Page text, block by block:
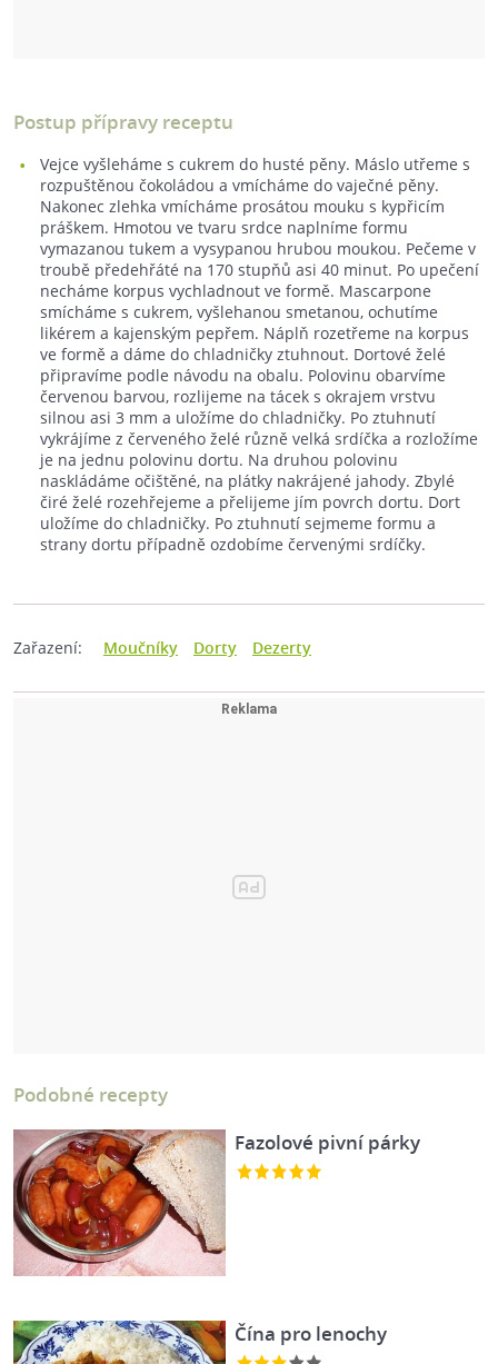
Postup přípravy receptu
Vejce vyšleháme s cukrem do husté pěny. Máslo utřeme s
rozpuštěnou čokoládou a vmícháme do vaječné pěny.
Nakonec zlehka vmícháme prosátou mouku s kypřicím
práškem. Hmotou ve tvaru srdce naplníme formu
vymazanou tukem a vysypanou hrubou moukou. Pečeme v
troubě předehřáté na 170 stupňů asi 40 minut. Po upečení
necháme korpus vychladnout ve formě. Mascarpone
smícháme s cukrem, vyšlehanou smetanou, ochutíme
likérem a kajenským pepřem. Náplň rozetřeme na korpus
ve formě a dáme do chladničky ztuhnout. Dortové želé
připravíme podle návodu na obalu. Polovinu obarvíme
červenou barvou, rozlijeme na tácek s okrajem vrstvu
silnou asi 3 mm a uložíme do chladničky. Po ztuhnutí
vykrájíme z červeného želé různě velká srdíčka a rozložíme
je na jednu polovinu dortu. Na druhou polovinu
naskládáme očištěné, na plátky nakrájené jahody. Zbylé
čiré želé rozehřejeme a přelijeme jím povrch dortu. Dort
uložíme do chladničky. Po ztuhnutí sejmeme formu a
strany dortu případně ozdobíme červenými srdíčky.
Zařazení: Moučníky Dorty Dezerty
Podobné recepty
Fazolové pivní párky
Čína pro lenochy